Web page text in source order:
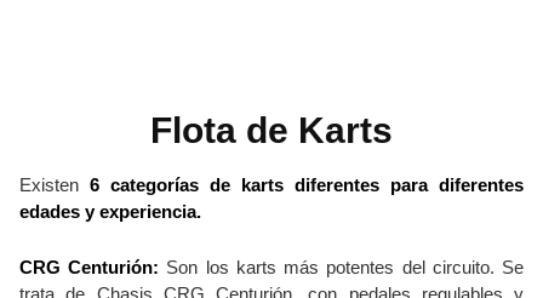
Flota de Karts
Existen 6 categorías de karts diferentes para diferentes
edades y experiencia.
CRG Centurión: Son los karts más potentes del circuito. Se
trata de Chasis CRG Centurión, con pedales regulables y